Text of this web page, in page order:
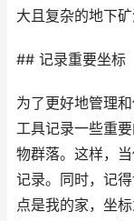
大且复杂的地下矿
## 记录重要坐标
为了更好地管理
工具记录一些重
物群落。这样，
记录。同时，记
点是我的家，坐